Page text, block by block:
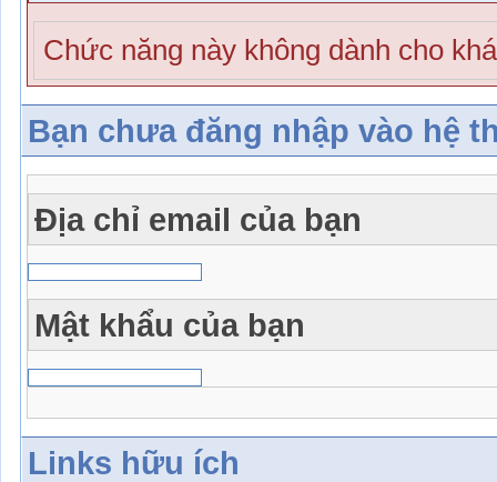
Chức năng này không dành cho
Bạn chưa đăng nhập vào hệ
Địa chỉ email của bạn
Mật khẩu của bạn
Links hữu ích